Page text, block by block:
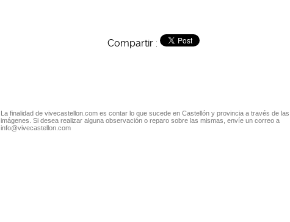
Compartir :
La finalidad de vivecastellon.com es contar lo que sucede en Castellón y provincia a través de las
imágenes. Si desea realizar alguna observación o reparo sobre las mismas, envíe un correo a
info@vivecastellon.com